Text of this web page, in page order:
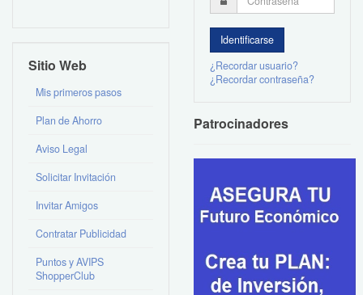
Sitio Web
Mis primeros pasos
Plan de Ahorro
Aviso Legal
Solicitar Invitación
Invitar Amigos
Contratar Publicidad
Puntos y AVIPS
ShopperClub
¿Recordar usuario?
¿Recordar contraseña?
Patrocinadores